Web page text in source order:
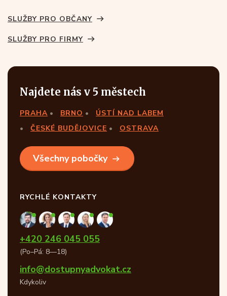
SLUŽBY PRO OBČANY
SLUŽBY PRO FIRMY
Najdete nás v 5 městech
PRAHA BRNO
ÚSTÍ NAD LABEM
ČESKÉ BUDĚJOVICE
OSTRAVA
Všechny pobočky
RYCHLÉ KONTAKTY
+420 246 045 055
(Po–Pá: 8—18)
info@dostupnyadvokat.cz
Kdykoliv